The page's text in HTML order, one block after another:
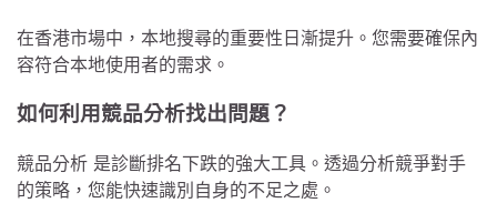
在香港市場中，本地搜尋的重要性日漸提升。您需要確保內
容符合本地使用者的需求。
如何利用競品分析找出問題？
競品分析 是診斷排名下跌的強大工具。透過分析競爭對手
的策略，您能快速識別自身的不足之處。